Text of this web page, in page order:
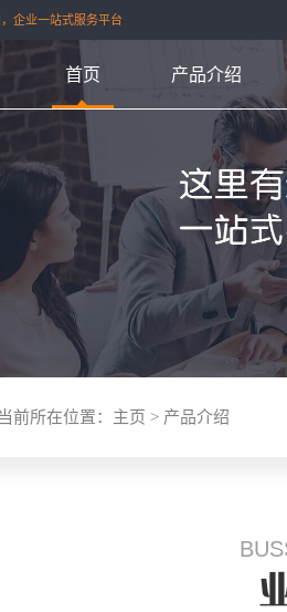
企业一站式服务平台
首页 产品介绍
前所在位置： 主页 > 产品介绍